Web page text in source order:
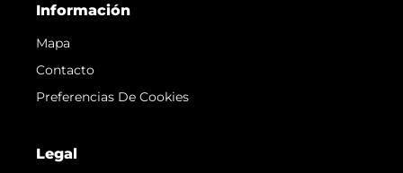
Información
Mapa
Contacto
Preferencias De Cookies
Legal